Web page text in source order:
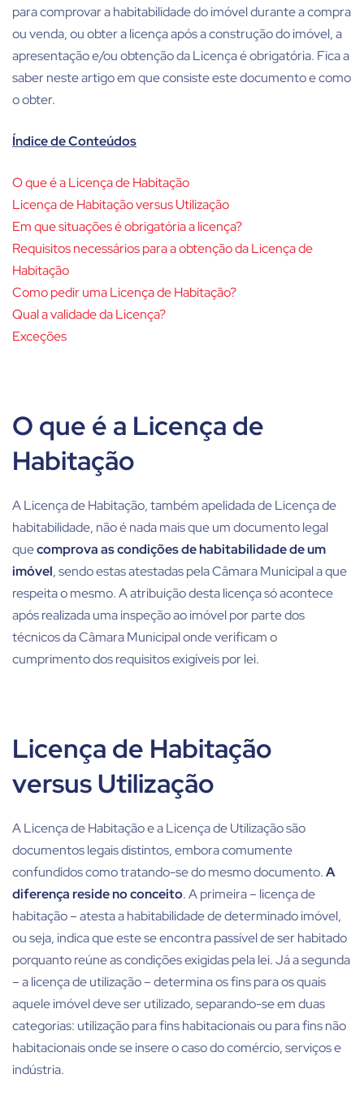
para comprovar a habitabilidade do imóvel durante a compra
ou venda, ou obter a licença após a construção do imóvel, a
apresentação e/ou obtenção da Licença é obrigatória. Fica a
saber neste artigo em que consiste este documento e como
o obter.
Índice de Conteúdos
O que é a Licença de Habitação
Licença de Habitação versus Utilização
Em que situações é obrigatória a licença?
Requisitos necessários para a obtenção da Licença de
Habitação
Como pedir uma Licença de Habitação?
Qual a validade da Licença?
Exceções
O que é a Licença de
Habitação
A Licença de Habitação, também apelidada de Licença de
habitabilidade, não é nada mais que um documento legal
quecomprova as condições de habitabilidade de um
imóvel, sendo estas atestadas pela Câmara Municipal a que
respeita o mesmo. A atribuição desta licença só acontece
após realizada uma inspeção ao imóvel por parte dos
técnicos da Câmara Municipal onde verificam o
cumprimento dos requisitos exigíveis por lei.
Licença de Habitação
versus Utilização
A Licença de Habitação e a Licença de Utilização são
documentos legais distintos, embora comumente
confundidos como tratando-se do mesmo documento.A
diferença reside no conceito. A primeira – licença de
habitação – atesta a habitabilidade de determinado imóvel,
ou seja, indica que este se encontra passível de ser habitado
porquanto reúne as condições exigidas pela lei. Já a segunda
– a licença de utilização – determina os fins para os quais
aquele imóvel deve ser utilizado, separando-se em duas
categorias: utilização para fins habitacionais ou para fins não
habitacionais onde se insere o caso do comércio, serviços e
indústria.